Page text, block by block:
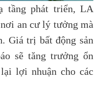
tầng phát triển, LA
an cư lý tưởng mà
Giá trị bất động sản
sẽ tăng trưởng ổn
lợi nhuận cho các